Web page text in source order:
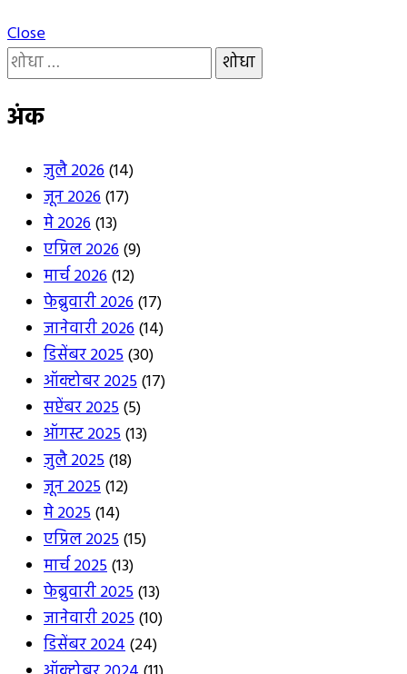
Close
यांचा
शोध
घ्या
अंक
जुलै 2026(14)
जून 2026(17)
मे 2026(13)
एप्रिल 2026(9)
मार्च 2026(12)
फेब्रुवारी 2026(17)
जानेवारी 2026(14)
डिसेंबर 2025(30)
ऑक्टोबर 2025(17)
सप्टेंबर 2025(5)
ऑगस्ट 2025(13)
जुलै 2025(18)
जून 2025(12)
मे 2025(14)
एप्रिल 2025(15)
मार्च 2025(13)
फेब्रुवारी 2025(13)
जानेवारी 2025(10)
डिसेंबर 2024(24)